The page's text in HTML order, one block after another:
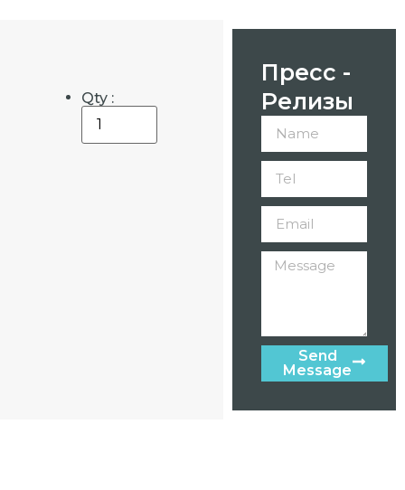
Qty :
Пресс -
Релизы
Send
Message